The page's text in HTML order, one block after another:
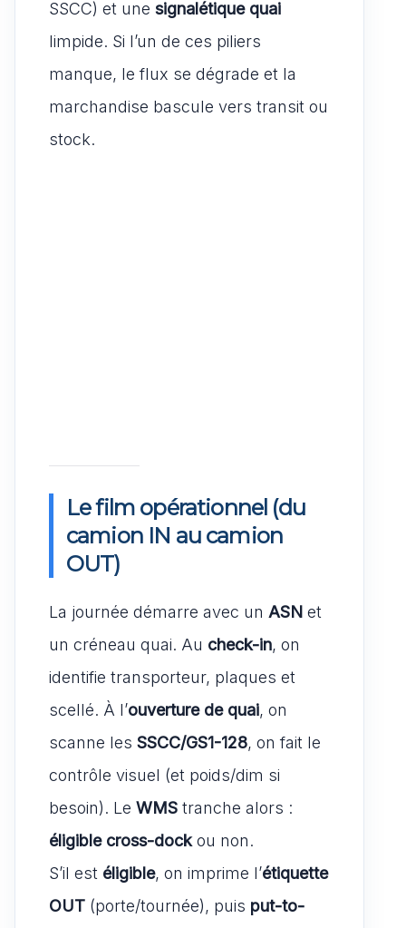
SSCC) et une signalétique quai
limpide. Si l’un de ces piliers
manque, le flux se dégrade et la
marchandise bascule vers transit ou
stock.
Le film opérationnel (du
camion IN au camion
OUT)
La journée démarre avec un ASN et
un créneau quai. Au check-in, on
identifie transporteur, plaques et
scellé. À l’ouverture de quai, on
scanne les SSCC/GS1-128, on fait le
contrôle visuel (et poids/dim si
besoin). Le WMS tranche alors :
éligible cross-dockou non.
S’il est éligible, on imprime l’étiquette
OUT (porte/tournée), puis put-to-